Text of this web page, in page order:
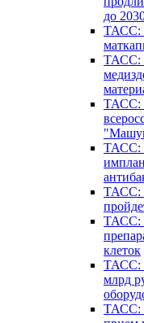
до
ТАСС:
ТАСС:
ТАСС:
ТАСС:
ТАСС:
ТАСС:
клеток
ТАСС:
млрд
ТАСС: